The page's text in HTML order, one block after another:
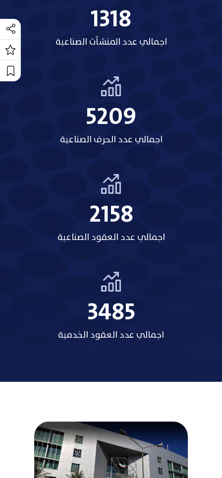
1318
اجمالي عدد المنشآت الصناعية
5209
اجمالي عدد الحرف الصناعية
2158
اجمالي عدد العقود الصناعية
3485
اجمالي عدد العقود الخدمية